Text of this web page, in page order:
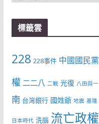
類
標籤雲
228 228事件 中國國民黨
權 二二八 二戰 光復 八田與一
南 台灣銀行 國姓爺 地震 基隆
日本時代 洗腦 流亡政權